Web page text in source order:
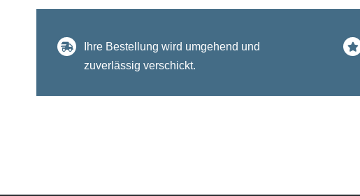
Ihre Bestellung wird umgehend und
zuverlässig verschickt.